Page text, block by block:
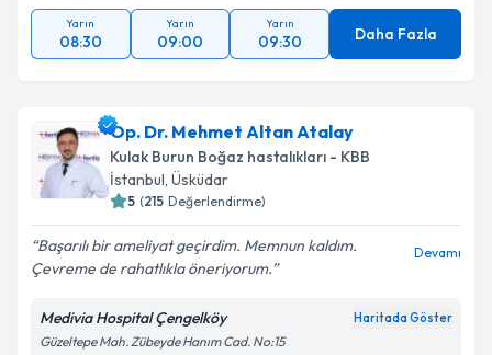
Yarın
08:30
Yarın
09:00
Yarın
09:30 Daha Fazla
Op. Dr. Mehmet Altan Atalay
Kulak Burun Boğaz hastalıkları - KBB
İstanbul, Üsküdar
5 (215 Değerlendirme)
Başarılı bir ameliyat geçirdim. Memnun kaldım.
Çevreme de rahatlıkla öneriyorum.
Devamı
Medivia Hospital Çengelköy Haritada Göster
Güzeltepe Mah. Zübeyde Hanım Cad. No:15